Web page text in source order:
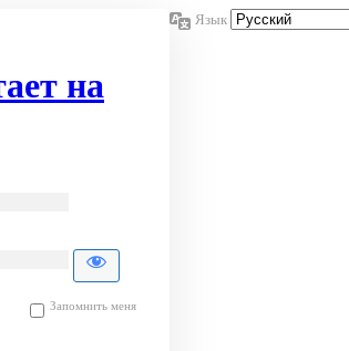
на
Запомнить меня
Язык